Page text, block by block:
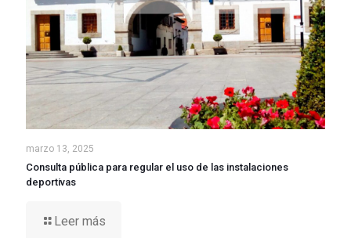
marzo 13, 2025
Consulta pública para regular el uso de las instalaciones
deportivas
Leer más